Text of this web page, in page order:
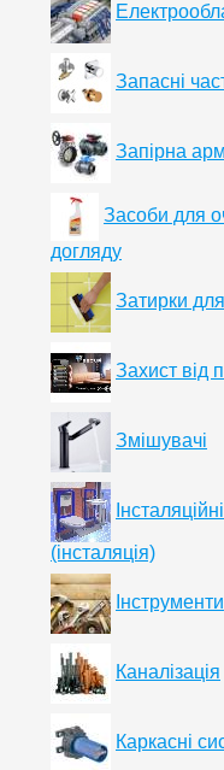
Запасні
Запірна
Засоби для
догляду
Затирки
Захист від
Змішувачі
(інсталяція)
Інструменти
Каналізація
Каркасні